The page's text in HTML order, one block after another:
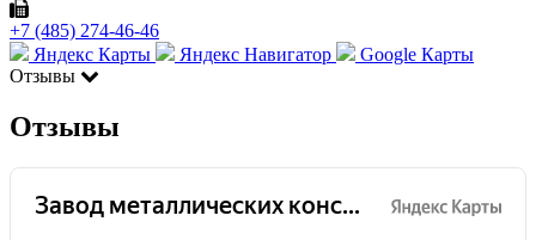
+7 (485) 274-46-46
Яндекс Карты
Яндекс Навигатор
Google Карты
Отзывы
Отзывы